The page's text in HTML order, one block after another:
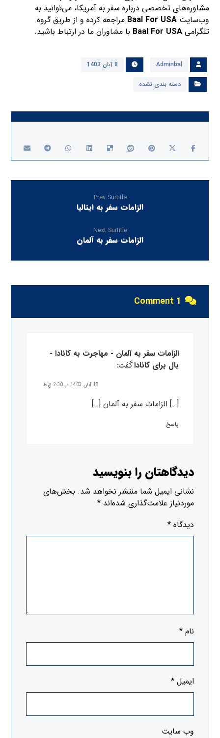
مشاوره‌های تخصصی درباره سفر به آمریکا، می‌توانید به
وب‌سایتBaal For USA مراجعه کرده و از طریق گروه
تلگرامیBaal For USA با مشاوران ما در ارتباط باشید.
Adminbal 8 آبان 1403
دسته بندی نشده
Prev Surtitle
الزامات سفر به ایتالیا
Next Surtitle
الزامات سفر به آلمان
1 Comment
الزامات سفر به آلمان - مهاجرت به کانادا -
بال برای کانادا گفت:
18 آبان 1403 در 2:38 ق.ظ
[…] الزامات سفر به آلمان […]
پاسخ
دیدگاهتان را بنویسید
نشانی ایمیل شما منتشر نخواهد شد. بخش‌های
موردنیاز علامت‌گذاری شده‌اند*
دیدگاه*
نام*
ایمیل*
وب‌ سایت